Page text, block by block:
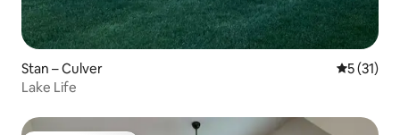
Stan – Culver Prosječna
5 (31)
Lake Life